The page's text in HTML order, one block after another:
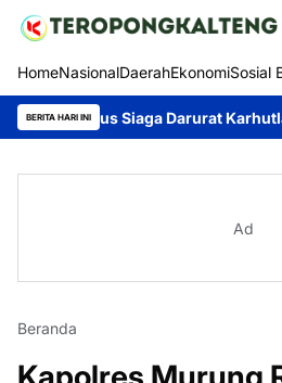
HomeNasionalDaerahEkonomiSosial
BERITA HARI INI
Siaga Darurat Karhutla, Perkuat
Ad
Beranda